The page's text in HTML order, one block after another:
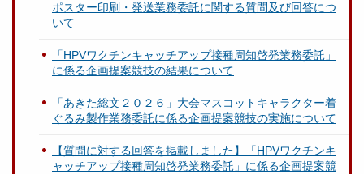
ポスター印刷・発送業務委託に関する質問及び回答につ
いて
「HPVワクチンキャッチアップ接種周知啓発業務委託」
に係る企画提案競技の結果について
「あきた総文２０２６」大会マスコットキャラクター着
ぐるみ製作業務委託に係る企画提案競技の実施について
【質問に対する回答を掲載しました】「HPVワクチンキ
ャッチアップ接種周知啓発業務委託」に係る企画提案競